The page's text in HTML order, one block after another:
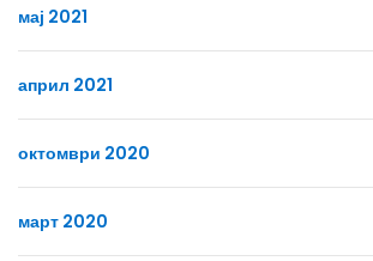
мај 2021
април 2021
октомври 2020
март 2020